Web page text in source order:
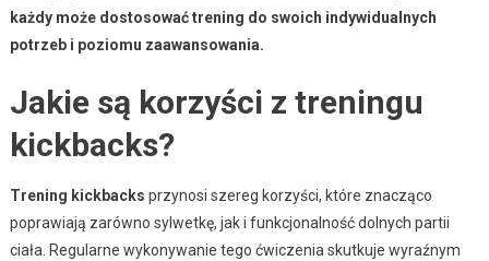
każdy może dostosować trening do swoich indywidualnych
potrzeb i poziomu zaawansowania.
Jakie są korzyści z treningu
kickbacks?
Trening kickbacks przynosi szereg korzyści, które znacząco
poprawiają zarówno sylwetkę, jak i funkcjonalność dolnych partii
ciała. Regularne wykonywanie tego ćwiczenia skutkuje wyraźnym